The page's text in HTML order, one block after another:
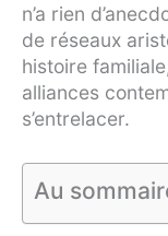
n’a rien
de réseaux
histoire
alliances
s’entrelacer.
Au